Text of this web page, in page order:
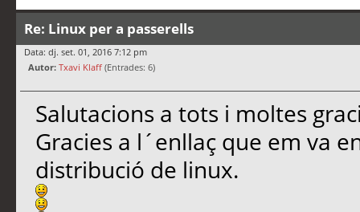
Re: Linux per a passerells
Data: dj. set. 01, 2016 7:12 pm
Autor: Txavi Klaff (Entrades: 6)
Salutacions a tots i moltes
Gracies a l´enllaç que em va
distribució de linux.